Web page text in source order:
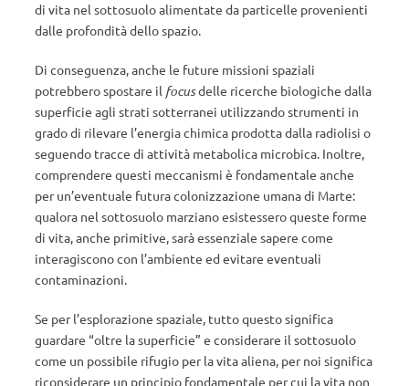
di vita nel sottosuolo alimentate da particelle provenienti
dalle profondità dello spazio.
Di conseguenza, anche le future missioni spaziali
potrebbero spostare il focusdelle ricerche biologiche dalla
superficie agli strati sotterranei utilizzando strumenti in
grado di rilevare l’energia chimica prodotta dalla radiolisi o
seguendo tracce di attività metabolica microbica. Inoltre,
comprendere questi meccanismi è fondamentale anche
per un’eventuale futura colonizzazione umana di Marte:
qualora nel sottosuolo marziano esistessero queste forme
di vita, anche primitive, sarà essenziale sapere come
interagiscono con l’ambiente ed evitare eventuali
contaminazioni.
Se per l’esplorazione spaziale, tutto questo significa
guardare “oltre la superficie” e considerare il sottosuolo
come un possibile rifugio per la vita aliena, per noi significa
riconsiderare un principio fondamentale per cui la vita non